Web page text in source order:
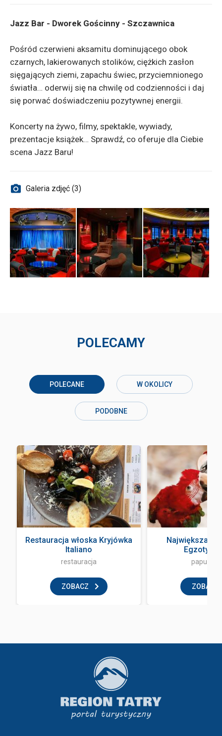
Jazz Bar - Dworek Gościnny - Szczawnica
Pośród czerwieni aksamitu dominującego obok
czarnych, lakierowanych stolików, ciężkich zasłon
sięgających ziemi, zapachu świec, przyciemnionego
światła… oderwij się na chwilę od codzienności i daj
się porwać doświadczeniu pozytywnej energii.
Koncerty na żywo, filmy, spektakle, wywiady,
prezentacje książek… Sprawdź, co oferuje dla Ciebie
scena Jazz Baru!
Galeria zdjęć (3)
POLECAMY
POLECANE W OKOLICY
PODOBNE
Restauracja włoska Kryjówka
Italiano
restauracja
ZOBACZ
Największa
ZOBACZ